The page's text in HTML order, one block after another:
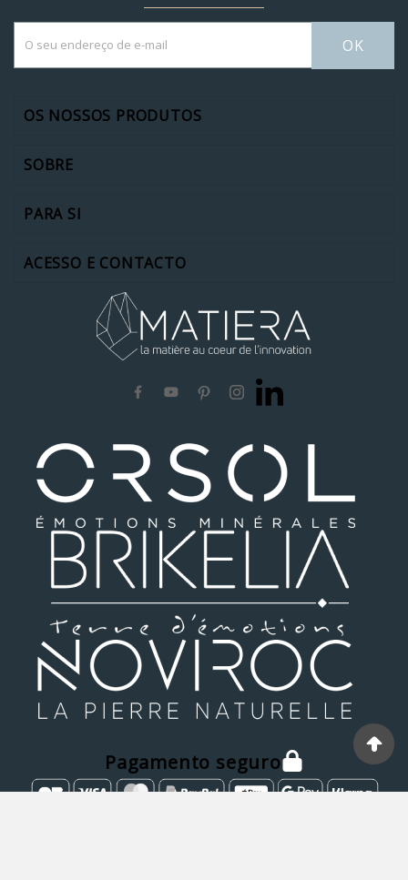
OK
OS NOSSOS PRODUTOS
SOBRE
PARA SI
ACESSO E CONTACTO
Pagamento seguro